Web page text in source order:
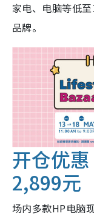
家电、电脑等低
品牌。
开仓优
2,899元
场内多款HP电脑